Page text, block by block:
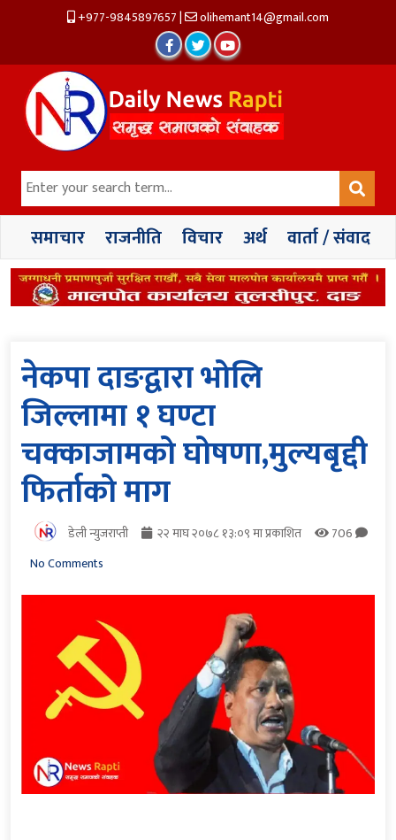
+977-9845897657| olihemant14@gmail.com
समाचार राजनीति विचार अर्थ वार्ता / संवाद
नेकपा दाङद्वारा भोलि
जिल्लामा १ घण्टा
चक्काजामको घोषणा,मुल्यबृद्दी
फिर्ताको माग
डेली न्युजराप्ती २२ माघ २०७८ १३:०९ मा प्रकाशित
706
No Comments